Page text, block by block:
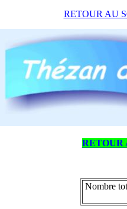
RETOUR AU
RETOUR
Nombre